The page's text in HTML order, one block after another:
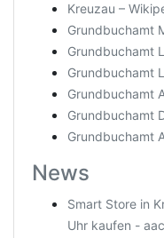
Kreuzau –
Grundbuchamt
Grundbuchamt
Grundbuchamt
Grundbuchamt
Grundbuchamt
Grundbuchamt
News
Smart Store in
Uhr kaufen -